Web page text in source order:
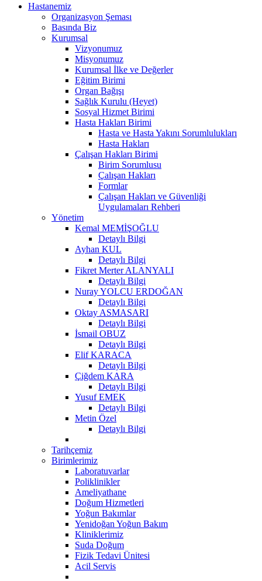
Hastanemiz
Organizasyon Şeması
Basında Biz
Kurumsal
Vizyonumuz
Misyonumuz
Kurumsal İlke ve Değerler
Eğitim Birimi
Organ Bağışı
Sağlık Kurulu (Heyet)
Sosyal Hizmet Birimi
Hasta Hakları Birimi
Hasta ve Hasta Yakını Sorumlulukları
Hasta Hakları
Çalışan Hakları Birimi
Birim Sorumlusu
Çalışan Hakları
Formlar
Çalışan Hakları ve Güvenliği
Uygulamaları Rehberi
Yönetim
Kemal MEMİŞOĞLU
Detaylı Bilgi
Ayhan KUL
Detaylı Bilgi
Fikret Merter ALANYALI
Detaylı Bilgi
Nuray YOLCU ERDOĞAN
Detaylı Bilgi
Oktay ASMASARI
Detaylı Bilgi
İsmail OBUZ
Detaylı Bilgi
Elif KARACA
Detaylı Bilgi
Çiğdem KARA
Detaylı Bilgi
Yusuf EMEK
Detaylı Bilgi
Metin Özel
Detaylı Bilgi
Tarihçemiz
Birimlerimiz
Laboratuvarlar
Poliklinikler
Ameliyathane
Doğum Hizmetleri
Yoğun Bakımlar
Yenidoğan Yoğun Bakım
Kliniklerimiz
Suda Doğum
Fizik Tedavi Ünitesi
Acil Servis